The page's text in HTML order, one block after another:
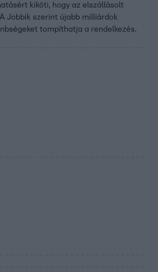
kiköti, hogy az elszállásolt
Jobbik szerint újabb milliárdok
tompíthatja a rendelkezés.